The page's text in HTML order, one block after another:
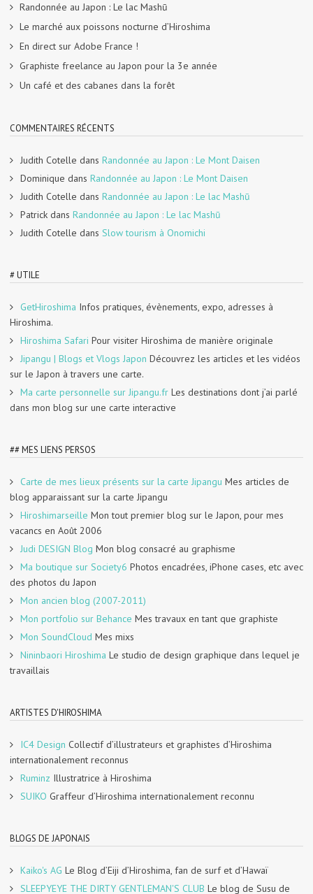
Randonnée au Japon : Le lac Mashū
Le marché aux poissons nocturne d’Hiroshima
En direct sur Adobe France !
Graphiste freelance au Japon pour la 3e année
Un café et des cabanes dans la forêt
COMMENTAIRES RÉCENTS
Judith Cotelle dans Randonnée au Japon : Le Mont Daisen
Dominique dans Randonnée au Japon : Le Mont Daisen
Judith Cotelle dans Randonnée au Japon : Le lac Mashū
Patrick dans Randonnée au Japon : Le lac Mashū
Judith Cotelle dans Slow tourism à Onomichi
# UTILE
GetHiroshima Infos pratiques, évènements, expo, adresses à
Hiroshima.
Hiroshima Safari Pour visiter Hiroshima de manière originale
Jipangu | Blogs et Vlogs Japon Découvrez les articles et les vidéos
sur le Japon à travers une carte.
Ma carte personnelle sur Jipangu.fr Les destinations dont j’ai parlé
dans mon blog sur une carte interactive
## MES LIENS PERSOS
Carte de mes lieux présents sur la carte Jipangu Mes articles de
blog apparaissant sur la carte Jipangu
Hiroshimarseille Mon tout premier blog sur le Japon, pour mes
vacancs en Août 2006
Judi DESIGN Blog Mon blog consacré au graphisme
Ma boutique sur Society6 Photos encadrées, iPhone cases, etc avec
des photos du Japon
Mon ancien blog (2007-2011)
Mon portfolio sur Behance Mes travaux en tant que graphiste
Mon SoundCloud Mes mixs
Nininbaori Hiroshima Le studio de design graphique dans lequel je
travaillais
ARTISTES D'HIROSHIMA
IC4 Design Collectif d’illustrateurs et graphistes d’Hiroshima
internationalement reconnus
Ruminz Illustratrice à Hiroshima
SUIKO Graffeur d’Hiroshima internationalement reconnu
BLOGS DE JAPONAIS
Kaiko's AG Le Blog d’Eiji d’Hiroshima, fan de surf et d’Hawaï
SLEEPYEYE THE DIRTY GENTLEMAN'S CLUB Le blog de Susu de